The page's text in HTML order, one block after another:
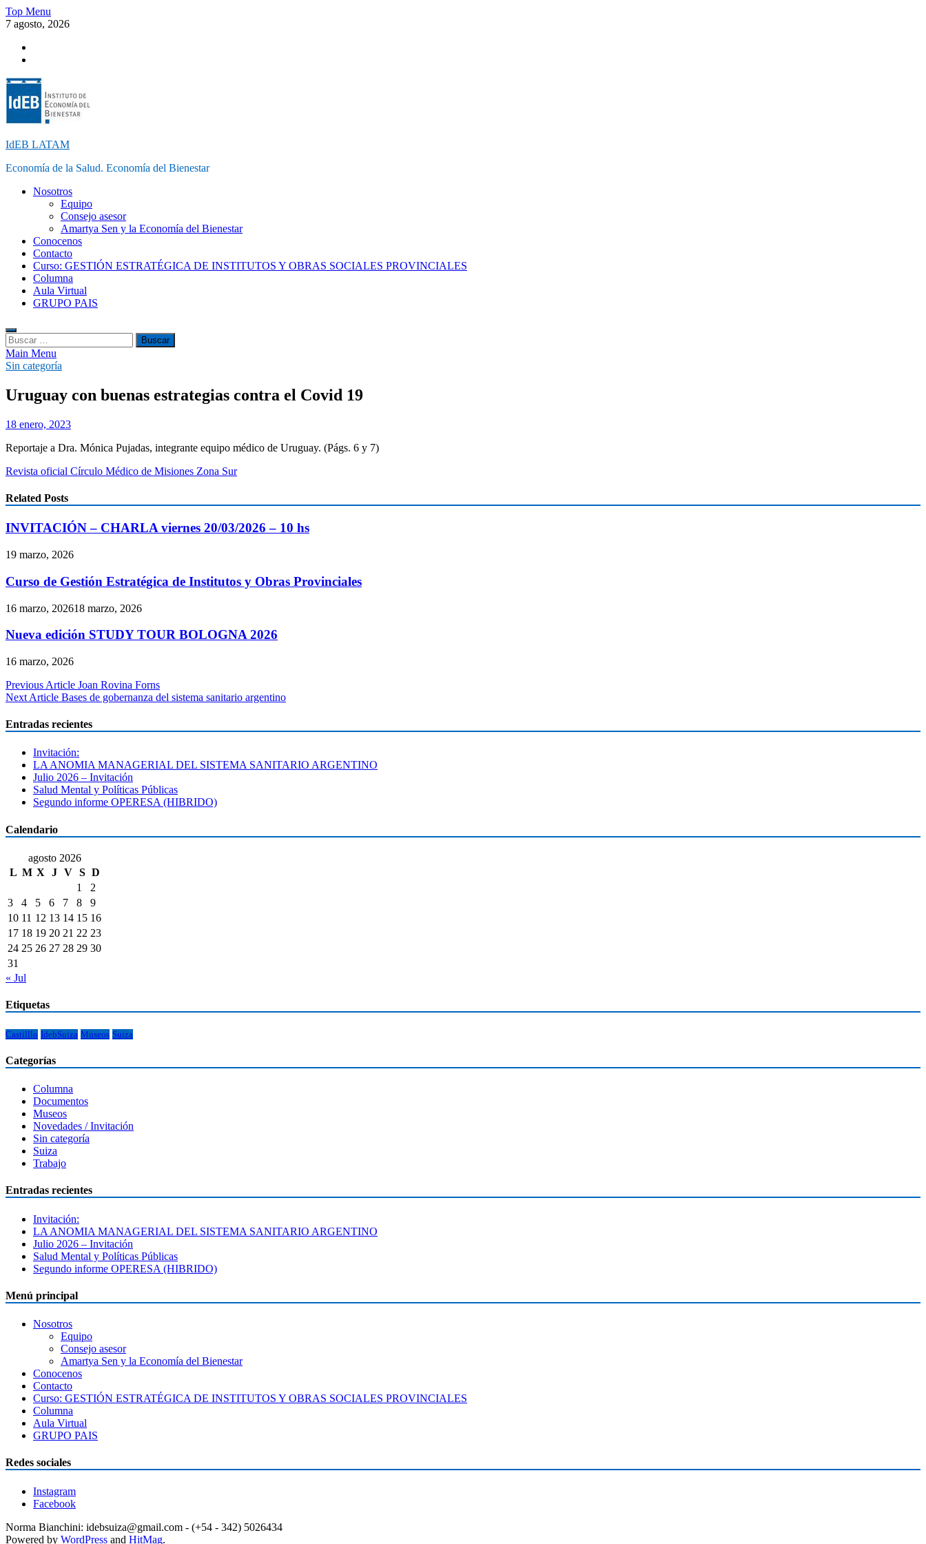
Skip
to
Top Menu
7 agosto, 2026
IdEB LATAM
Economía de la Salud. Economía del Bienestar
Nosotros
Equipo
Consejo asesor
Amartya Sen y la Economía del Bienestar
Conocenos
Contacto
Curso: GESTIÓN ESTRATÉGICA DE INSTITUTOS Y OBRAS SOCIALES PROVINCIALES
Columna
Aula Virtual
GRUPO PAIS
Buscar:
Main Menu
Sin categoría
Uruguay con buenas estrategias contra el Covid 19
18 enero, 2023
Reportaje a Dra. Mónica Pujadas, integrante equipo médico de Uruguay. (Págs. 6 y 7)
Revista oficial Círculo Médico de Misiones Zona Sur
Related Posts
INVITACIÓN – CHARLA viernes 20/03/2026 – 10 hs
19 marzo, 2026
Curso de Gestión Estratégica de Institutos y Obras Provinciales
16 marzo, 202618 marzo, 2026
Nueva edición STUDY TOUR BOLOGNA 2026
16 marzo, 2026
Navegación
de
entradas
Previous Article Joan Rovina Forns
Next Article Bases de gobernanza del sistema sanitario argentino
Entradas recientes
Invitación:
LA ANOMIA MANAGERIAL DEL SISTEMA SANITARIO ARGENTINO
Julio 2026 – Invitación
Salud Mental y Políticas Públicas
Segundo informe OPERESA (HIBRIDO)
Calendario
agosto 2026
L M X J V S D
1
2
3
4 5 6 7 8
9
10 11 12 13 14 15 16
17 18 19 20 21 22 23
24 25 26 27 28 29 30
31
« Jul
Etiquetas
Castilllo IdebSuiza Museos Suiza
Categorías
Columna
Documentos
Museos
Novedades / Invitación
Sin categoría
Suiza
Trabajo
Entradas recientes
Invitación:
LA ANOMIA MANAGERIAL DEL SISTEMA SANITARIO ARGENTINO
Julio 2026 – Invitación
Salud Mental y Políticas Públicas
Segundo informe OPERESA (HIBRIDO)
Menú principal
Nosotros
Equipo
Consejo asesor
Amartya Sen y la Economía del Bienestar
Conocenos
Contacto
Curso: GESTIÓN ESTRATÉGICA DE INSTITUTOS Y OBRAS SOCIALES PROVINCIALES
Columna
Aula Virtual
GRUPO PAIS
Redes sociales
Instagram
Facebook
Norma Bianchini: idebsuiza@gmail.com - (+54 - 342) 5026434
Powered by WordPress and HitMag.